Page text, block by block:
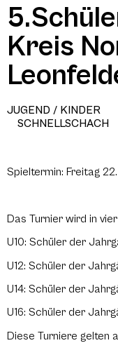
Kreis
JUGEND / KINDER
SCHNELLSCHACH
Spieltermin: Freitag
Das Turnier wird in
U10: Schüler der
U12: Schüler der
U14: Schüler der
U16: Schüler der
Diese Turniere gelten